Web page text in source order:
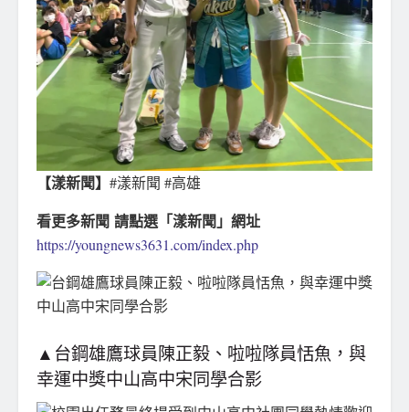
【漾新聞】 #漾新聞 #高雄
看更多新聞 請點選「漾新聞」網址
https://youngnews3631.com/index.php
▲台鋼雄鷹球員陳正毅、啦啦隊員恬魚，與
幸運中獎中山高中宋同學合影